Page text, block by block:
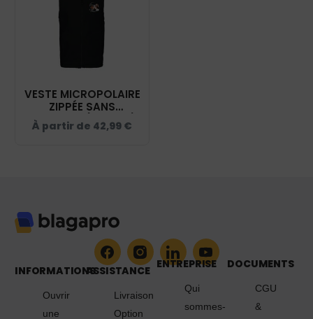
VESTE MICROPOLAIRE
ZIPPÉE SANS
MANCHES (HOMME)
– ROBART PHILIPPE -
À partir de 42,99 €
INFORMATIONS
Ouvrir
une
ASSISTANCE
Livraison
Option
ENTREPRISE
Qui
sommes-
DOCUMENTS
CGU
&